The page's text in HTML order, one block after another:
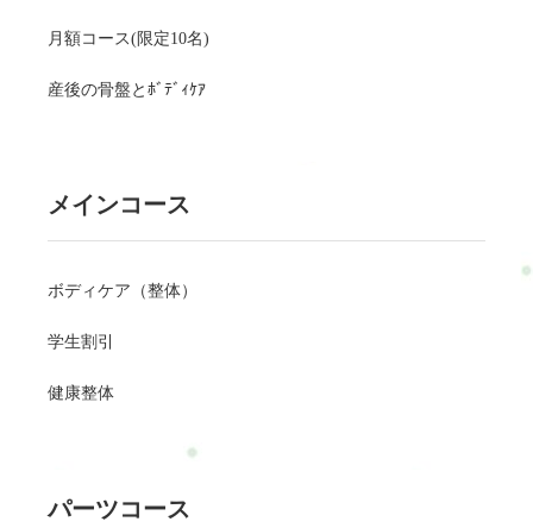
月額コース(限定10名)
産後の骨盤とﾎﾞﾃﾞｨｹｱ
メインコース
ボディケア（整体）
学生割引
健康整体
パーツコース